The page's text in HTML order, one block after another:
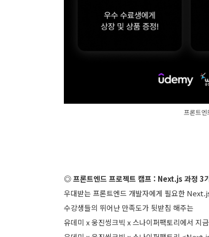
프론트
◎ 프론트엔드 프로젝트 캠프 : Next.js 과정 3
우대받는 프론트엔드 개발자에게 필요한
수강생들의 뛰어난 만족도가 뒷받침 해주는
유데미 x 웅진씽크빅 x 스나이퍼팩토리에서 지